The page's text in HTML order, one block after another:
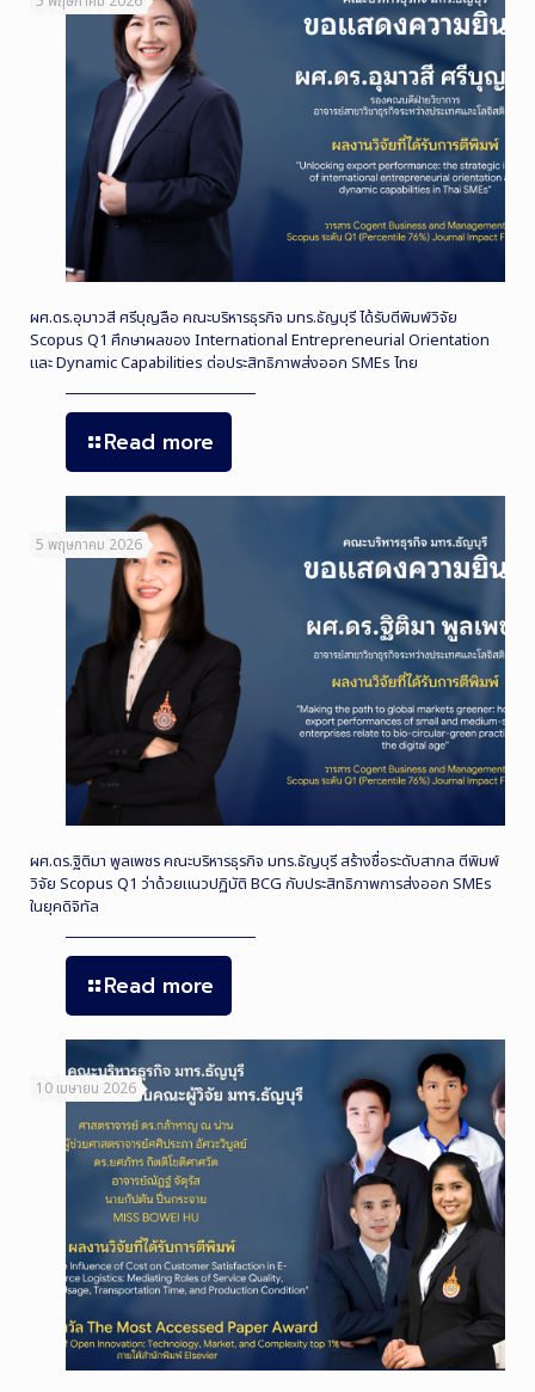
ผศ.ดร.อุมาวสี ศรีบุญลือ คณะบริหารธุรกิจ มทร.ธัญบุรี ได้รับตีพิมพ์วิจัย
Scopus Q1 ศึกษาผลของ International Entrepreneurial Orientation
และ Dynamic Capabilities ต่อประสิทธิภาพส่งออก SMEs ไทย
Read more
5 พฤษภาคม 2026
ผศ.ดร.ฐิติมา พูลเพชร คณะบริหารธุรกิจ มทร.ธัญบุรี สร้างชื่อระดับสากล ตีพิมพ์
วิจัย Scopus Q1 ว่าด้วยแนวปฏิบัติ BCG กับประสิทธิภาพการส่งออก SMEs
ในยุคดิจิทัล
Read more
10 เมษายน 2026